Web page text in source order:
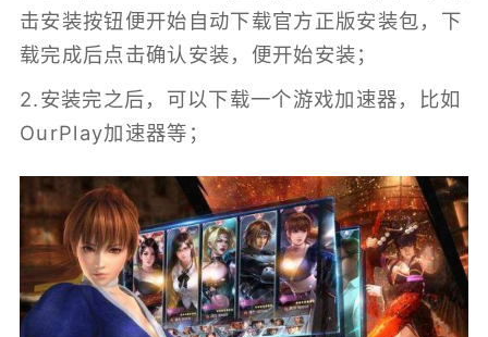
击安装按钮便开始自动下载官方正版安装包，下
载完成后点击确认安装，便开始安装；
2.安装完之后，可以下载一个游戏加速器，比如
OurPlay加速器等；